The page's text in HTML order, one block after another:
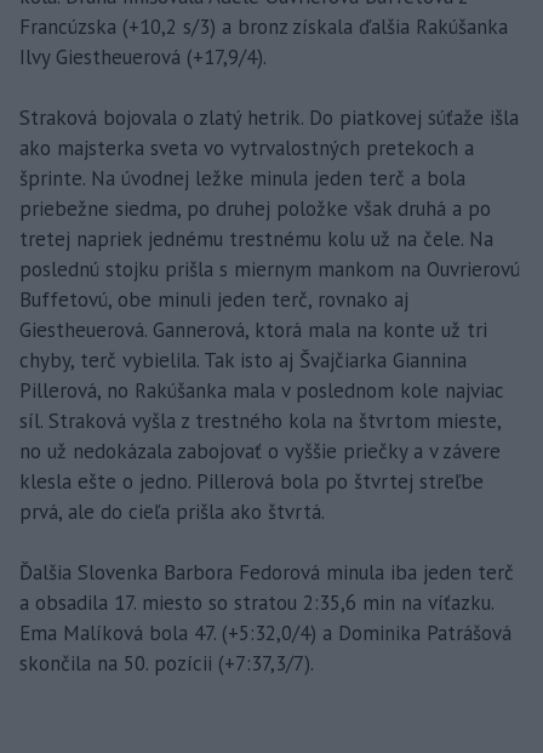
Francúzska (+10,2 s/3) a bronz získala ďalšia Rakúšanka
Ilvy Giestheuerová (+17,9/4).
Straková bojovala o zlatý hetrik. Do piatkovej súťaže išla
ako majsterka sveta vo vytrvalostných pretekoch a
šprinte. Na úvodnej ležke minula jeden terč a bola
priebežne siedma, po druhej položke však druhá a po
tretej napriek jednému trestnému kolu už na čele. Na
poslednú stojku prišla s miernym mankom na Ouvrierovú
Buffetovú, obe minuli jeden terč, rovnako aj
Giestheuerová. Gannerová, ktorá mala na konte už tri
chyby, terč vybielila. Tak isto aj Švajčiarka Giannina
Pillerová, no Rakúšanka mala v poslednom kole najviac
síl. Straková vyšla z trestného kola na štvrtom mieste,
no už nedokázala zabojovať o vyššie priečky a v závere
klesla ešte o jedno. Pillerová bola po štvrtej streľbe
prvá, ale do cieľa prišla ako štvrtá.
Ďalšia Slovenka Barbora Fedorová minula iba jeden terč
a obsadila 17. miesto so stratou 2:35,6 min na víťazku.
Ema Malíková bola 47. (+5:32,0/4) a Dominika Patrášová
skončila na 50. pozícii (+7:37,3/7).